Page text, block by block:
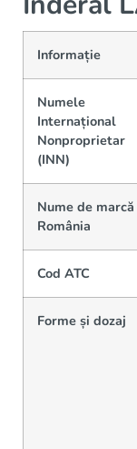
Informație
Numele
Internațional
Nonproprietar
(INN)
Nume de
România
Cod ATC
Forme și dozaj